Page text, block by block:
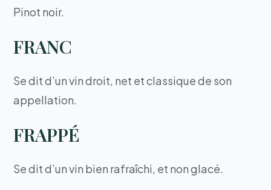
Pinot noir.
FRANC
Se dit d’un vin droit, net et classique de son
appellation.
FRAPPÉ
Se dit d’un vin bien rafraîchi, et non glacé.